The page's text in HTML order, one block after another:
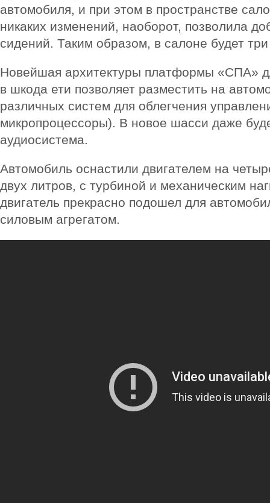
автомобиля, и при этом в пространстве
никаких изменений, наоборот, позволила
сидений. Таким образом, в салоне будет
Новейшая архитектуры платформы «СПА»
в шкода ети позволяет разместить на
различных систем для облегчения
микропроцессоры). В новое шасси даже
аудиосистема.
Автомобиль оснастили двигателем на
двух литров, с турбиной и механическим
двигатель прекрасно подошел для
силовым агрегатом.